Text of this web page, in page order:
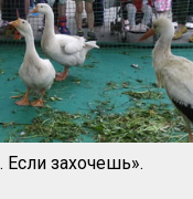
захочешь».